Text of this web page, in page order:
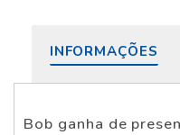
INFORMAÇÕES
Bob ganha de